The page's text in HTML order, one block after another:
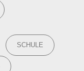
SCHULE